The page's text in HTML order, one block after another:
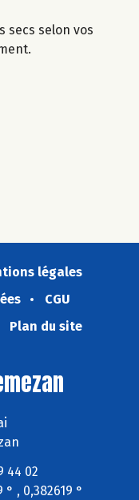
secs selon vos
légales
CGU
Plan du site
44 02
° , 0,382619 °